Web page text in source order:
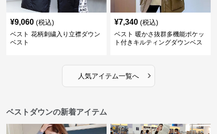
¥9,060 (税込)
ベスト 花柄刺繍入り立襟ダウン
ベスト
¥7,340 (税込)
ベスト 暖かさ抜群多機能ポケッ
ト付きキルティングダウンベス
人気アイテム一覧へ ›
ベストダウンの新着アイテム